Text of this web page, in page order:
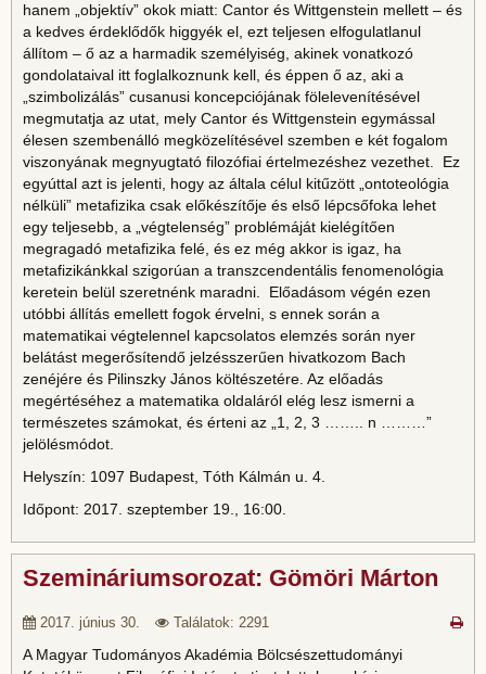
hanem „objektív” okok miatt: Cantor és Wittgenstein mellett – és
a kedves érdeklődők higgyék el, ezt teljesen elfogulatlanul
állítom – ő az a harmadik személyiség, akinek vonatkozó
gondolataival itt foglalkoznunk kell, és éppen ő az, aki a
„szimbolizálás” cusanusi koncepciójának fölelevenítésével
megmutatja az utat, mely Cantor és Wittgenstein egymással
élesen szembenálló megközelítésével szemben e két fogalom
viszonyának megnyugtató filozófiai értelmezéshez vezethet. Ez
egyúttal azt is jelenti, hogy az általa célul kitűzött „ontoteológia
nélküli” metafizika csak előkészítője és első lépcsőfoka lehet
egy teljesebb, a „végtelenség” problémáját kielégítően
megragadó metafizika felé, és ez még akkor is igaz, ha
metafizikánkkal szigorúan a transzcendentális fenomenológia
keretein belül szeretnénk maradni. Előadásom végén ezen
utóbbi állítás emellett fogok érvelni, s ennek során a
matematikai végtelennel kapcsolatos elemzés során nyer
belátást megerősítendő jelzésszerűen hivatkozom Bach
zenéjére és Pilinszky János költészetére. Az előadás
megértéséhez a matematika oldaláról elég lesz ismerni a
természetes számokat, és érteni az „1, 2, 3 …….. n ………”
jelölésmódot.
Helyszín: 1097 Budapest, Tóth Kálmán u. 4.
Időpont: 2017. szeptember 19., 16:00.
Szemináriumsorozat: Gömöri Márton
2017. június 30. Találatok: 2291
A Magyar Tudományos Akadémia Bölcsészettudományi